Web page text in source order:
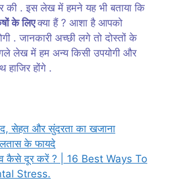
की . इस लेख में हमने यह भी बताया कि
के लिएक्या हैं ? आशा है आपको
. जानकारी अच्छी लगे तो दोस्तों के
लेख में हम अन्य किसी उपयोगी और
हाजिर होंगे .
सेहत और सुंदरता का खजाना
के फायदे
कैसे दूर करें ? | 16 Best Ways To
Stress.